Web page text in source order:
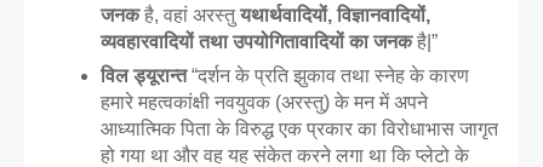
जनक है, वहां अरस्तु यथार्थवादियों, विज्ञानवादियों,
व्यवहारवादियों तथा उपयोगितावादियों का जनक है|”
विल ड्यूरान्त “दर्शन के प्रति झुकाव तथा स्नेह के कारण
हमारे महत्वकांक्षी नवयुवक (अरस्तु) के मन में अपने
आध्यात्मिक पिता के विरुद्ध एक प्रकार का विरोधाभास जागृत
हो गया था और वह यह संकेत करने लगा था कि प्लेटो के